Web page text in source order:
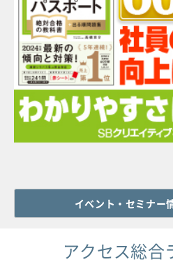
イベント・セミナー
アクセス総合